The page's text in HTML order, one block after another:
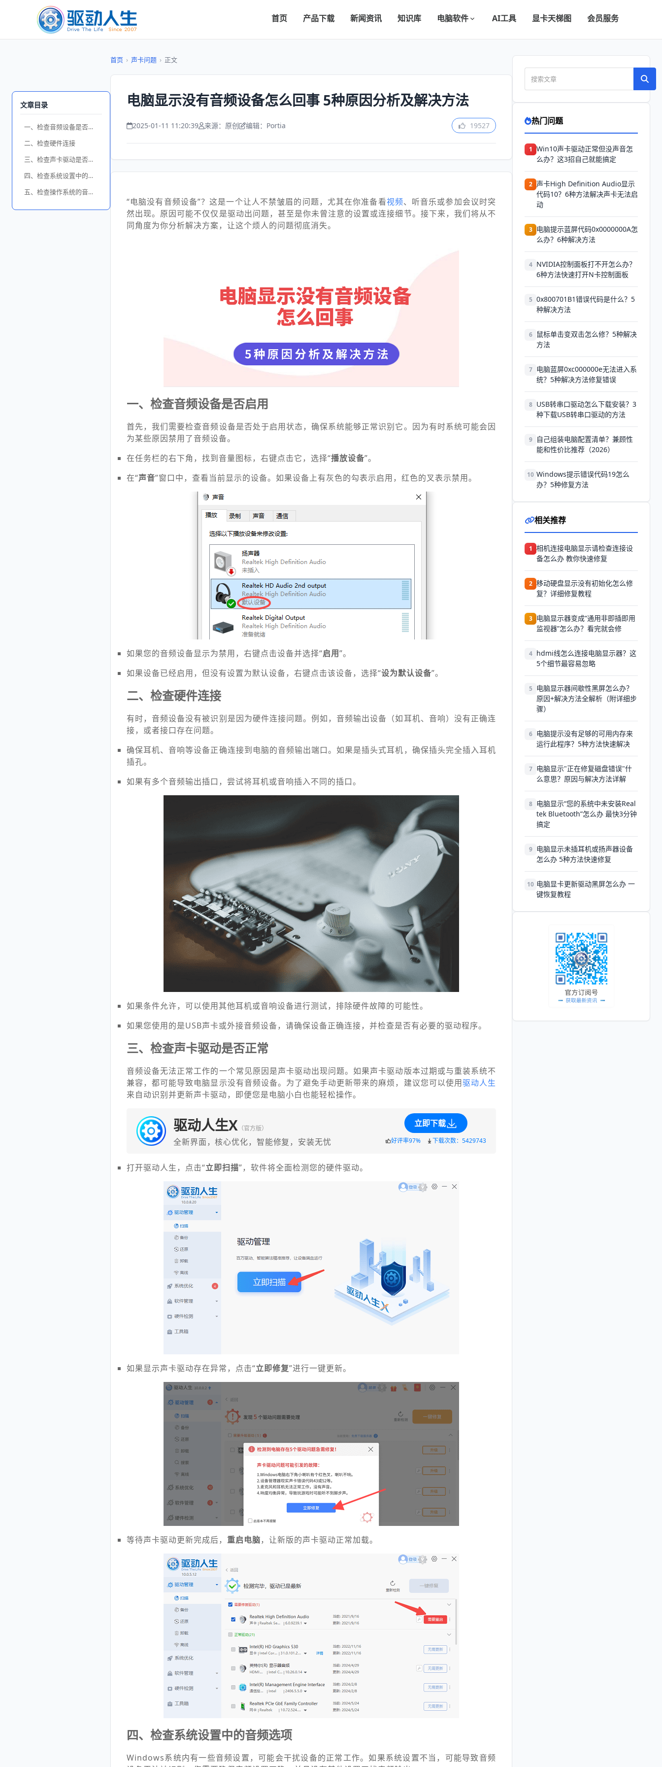
首页 产品下载 新闻资讯 知识库 电脑软件 AI工具 显卡天梯图 会员服务
文章目录
一、检查音频设备是否启用
二、检查硬件连接
三、检查声卡驱动是否正常
四、检查系统设置中的音频选项
五、检查操作系统的音频服务
首页 › 声卡问题 › 正文
电脑显示没有音频设备怎么回事 5种原因分析及解决方法
2025-01-11 11:20:39 来源：原创 编辑：Portia 19527
“电脑没有音频设备”？这是一个让人不禁皱眉的问题，尤其在你准备看视频、听音乐或参加会议时突
然出现。原因可能不仅仅是驱动出问题，甚至是你未曾注意的设置或连接细节。接下来，我们将从不
同角度为你分析解决方案，让这个烦人的问题彻底消失。
一、检查音频设备是否启用
首先，我们需要检查音频设备是否处于启用状态，确保系统能够正常识别它。因为有时系统可能会因
为某些原因禁用了音频设备。
在任务栏的右下角，找到音量图标，右键点击它，选择“播放设备”。
在“声音”窗口中，查看当前显示的设备。如果设备上有灰色的勾表示启用，红色的叉表示禁用。
如果您的音频设备显示为禁用，右键点击设备并选择“启用”。
如果设备已经启用，但没有设置为默认设备，右键点击该设备，选择“设为默认设备”。
二、检查硬件连接
有时，音频设备没有被识别是因为硬件连接问题。例如，音频输出设备（如耳机、音响）没有正确连
接，或者接口存在问题。
确保耳机、音响等设备正确连接到电脑的音频输出端口。如果是插头式耳机，确保插头完全插入耳机
插孔。
如果有多个音频输出插口，尝试将耳机或音响插入不同的插口。
如果条件允许，可以使用其他耳机或音响设备进行测试，排除硬件故障的可能性。
如果您使用的是USB声卡或外接音频设备，请确保设备正确连接，并检查是否有必要的驱动程序。
三、检查声卡驱动是否正常
音频设备无法正常工作的一个常见原因是声卡驱动出现问题。如果声卡驱动版本过期或与重装系统不
兼容，都可能导致电脑显示没有音频设备。为了避免手动更新带来的麻烦，建议您可以使用驱动人生
来自动识别并更新声卡驱动，即便您是电脑小白也能轻松操作。
驱动人生X （官方版）
全新界面，核心优化，智能修复，安装无忧
立即下载
好评率97% 下载次数：5429743
打开驱动人生，点击“立即扫描”，软件将全面检测您的硬件驱动。
如果显示声卡驱动存在异常，点击“立即修复”进行一键更新。
等待声卡驱动更新完成后， 重启电脑，让新版的声卡驱动正常加载。
四、检查系统设置中的音频选项
Windows系统内有一些音频设置，可能会干扰设备的正常工作。如果系统设置不当，可能导致音频
热门问题
1 Win10声卡驱动正常但没声音怎
么办？这3招自己就能搞定
2 声卡High Definition Audio显示
代码10？6种方法解决声卡无法启
动
3 电脑提示蓝屏代码0x0000000A怎
么办？6种解决方法
4 NVIDIA控制面板打不开怎么办？
6种方法快速打开N卡控制面板
5 0x800701B1错误代码是什么？5
种解决方法
6
鼠标单击变双击怎么修？5种解决
方法
7 电脑蓝屏0xc000000e无法进入系
统？5种解决方法修复错误
8 USB转串口驱动怎么下载安装？3
种下载USB转串口驱动的方法
9
自己组装电脑配置清单？兼顾性
能和性价比推荐（2026）
10 Windows提示错误代码19怎么
办？5种修复方法
相关推荐
1 相机连接电脑显示请检查连接设
备怎么办 教你快速修复
2 移动硬盘显示没有初始化怎么修
复？详细修复教程
3 电脑显示器变成“通用非即插即用
监视器”怎么办？看完就会修
4 hdmi线怎么连接电脑显示器？这
5个细节最容易忽略
5 电脑显示器间歇性黑屏怎么办？
原因+解决方法全解析（附详细步
骤）
6 电脑提示没有足够的可用内存来
运行此程序？5种方法快速解决
7 电脑显示"正在修复磁盘错误"什
么意思？原因与解决方法详解
8 电脑显示“您的系统中未安装Real
tek Bluetooth”怎么办 最快3分钟
搞定
9 电脑显示未插耳机或扬声器设备
怎么办 5种方法快速修复
10 电脑显卡更新驱动黑屏怎么办 一
键恢复教程